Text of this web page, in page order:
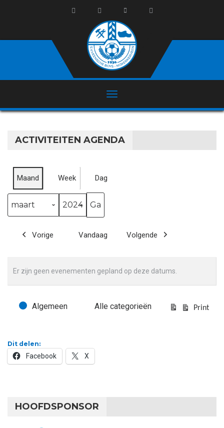
ACTIVITEITEN AGENDA
Maand Week Dag
Vorige Vandaag Volgende
Er zijn geen evenementen gepland op deze datums.
Evenementcategorieën
Algemeen Alle categorieën Print
Dit delen:
Facebook X
HOOFDSPONSOR